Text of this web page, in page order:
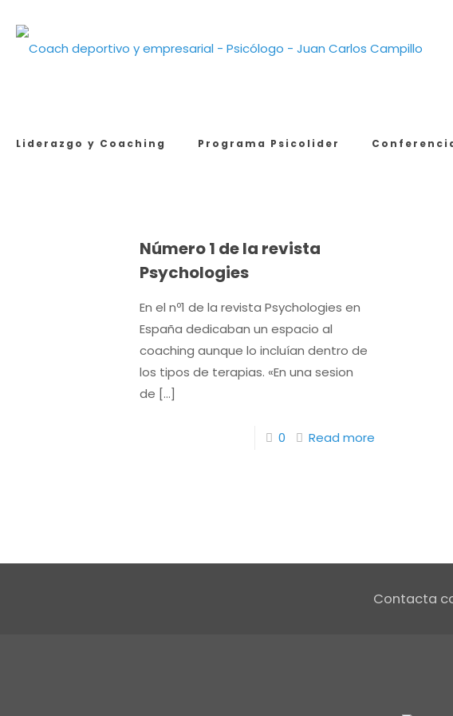
Liderazgo y Coaching Programa Psicolider
Número 1 de la revista
Psychologies
En el nº1 de la revista Psychologies en
España dedicaban un espacio al
coaching aunque lo incluían dentro de
los tipos de terapias. «En una sesion
de […]
0 Read more
Contacta